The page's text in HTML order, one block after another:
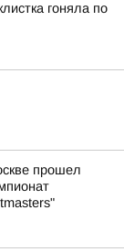
гоняла по
прошел